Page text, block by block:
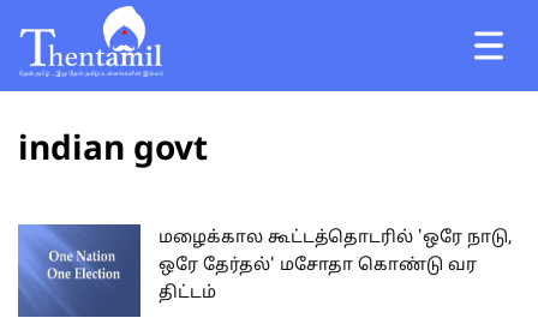
indian govt
மழைக்கால கூட்டத்தொடரில் 'ஒரே நாடு,
ஒரே தேர்தல்' மசோதா கொண்டு வர
திட்டம்